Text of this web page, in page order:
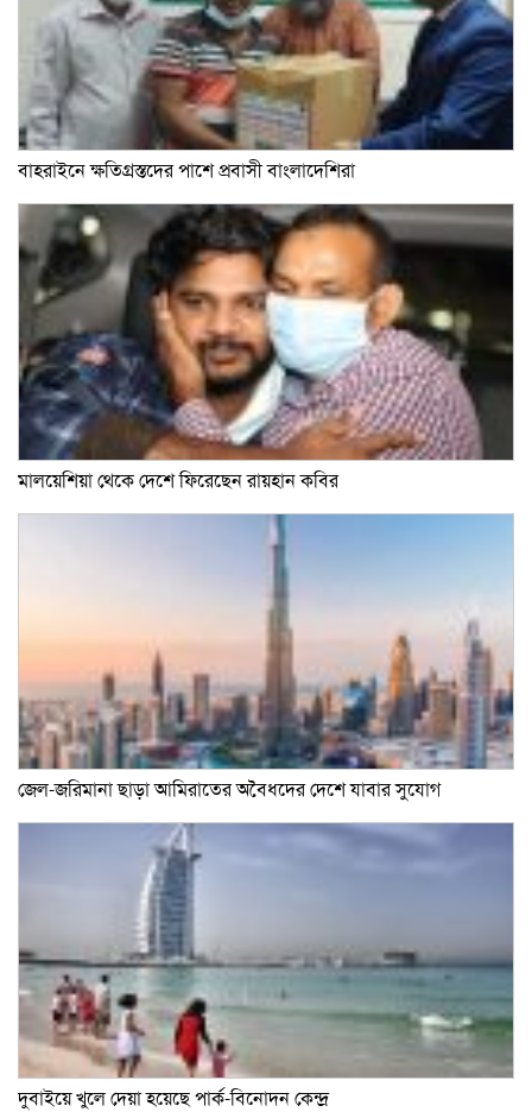
বাহরাইনে ক্ষতিগ্রস্তদের পাশে প্রবাসী বাংলাদেশিরা
মালয়েশিয়া থেকে দেশে ফিরেছেন রায়হান কবির
জেল-জরিমানা ছাড়া আমিরাতের অবৈধদের দেশে যাবার সুযোগ
দুবাইয়ে খুলে দেয়া হয়েছে পার্ক-বিনোদন কেন্দ্র